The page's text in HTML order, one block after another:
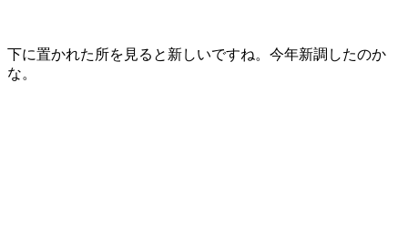
下に置かれた所を見ると新しいですね。今年新調したのか
な。